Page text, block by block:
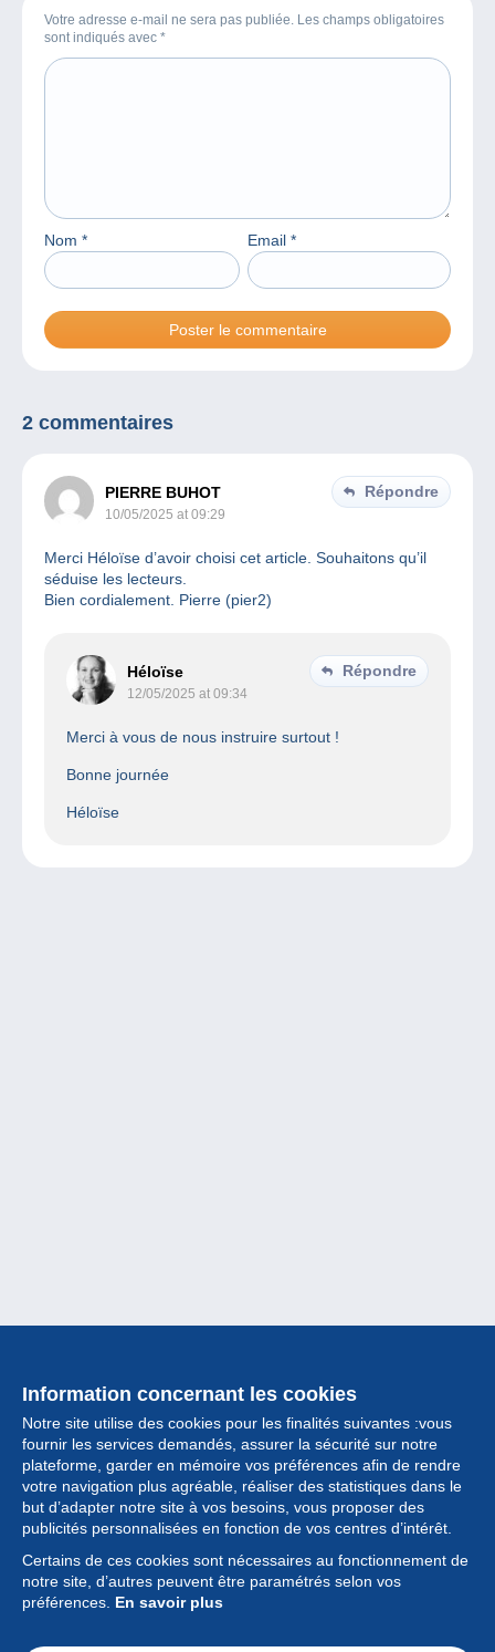
Votre adresse e-mail ne sera pas publiée. Les champs obligatoires
sont indiqués avec *
Nom * Email *
2 commentaires
PIERRE BUHOT
10/05/2025 at 09:29
Répondre
Merci Héloïse d’avoir choisi cet article. Souhaitons qu’il
séduise les lecteurs.
Bien cordialement. Pierre (pier2)
Héloïse
12/05/2025 at 09:34
Répondre
Merci à vous de nous instruire surtout !
Bonne journée
Héloïse
Information concernant les cookies
Notre site utilise des cookies pour les finalités suivantes :vous
fournir les services demandés, assurer la sécurité sur notre
plateforme, garder en mémoire vos préférences afin de rendre
votre navigation plus agréable, réaliser des statistiques dans le
but d’adapter notre site à vos besoins, vous proposer des
publicités personnalisées en fonction de vos centres d’intérêt.
Certains de ces cookies sont nécessaires au fonctionnement de
notre site, d’autres peuvent être paramétrés selon vos
préférences. En savoir plus
Collection
Actualités
Fonctionnalités